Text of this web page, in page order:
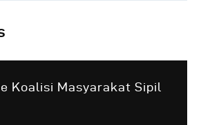
Koalisi Masyarakat Sipil